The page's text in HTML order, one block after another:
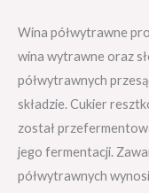
Wina półwytrawne
wina wytrawne oraz
półwytrawnych
składzie. Cukier
został
jego fermentacji.
półwytrawnych